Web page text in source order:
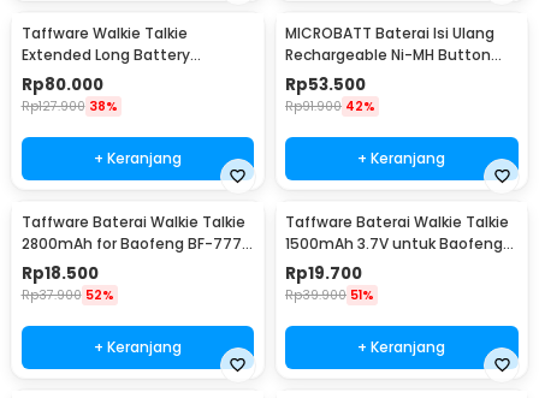
Taffware Walkie Talkie
Extended Long Battery
3800mAh - BL-5
Rp80.000
Rp127.900 38%
+ Keranjang
MICROBATT Baterai Isi Ulang
Rechargeable Ni-MH Button
Top 1.2V AA-1000mAh
Rp53.500
Rp91.900 42%
+ Keranjang
Taffware Baterai Walkie Talkie
2800mAh for Baofeng BF-777S
666S 888S
Rp18.500
Rp37.900 52%
+ Keranjang
Taffware Baterai Walkie Talkie
1500mAh 3.7V untuk Baofeng
BF-UV3R - BL-3
Rp19.700
Rp39.900 51%
+ Keranjang